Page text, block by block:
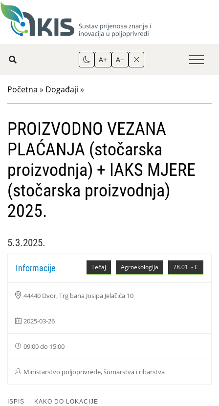
A+ A−
Početna » Događaji »
PROIZVODNO VEZANA
PLAĆANJA (stočarska
proizvodnja) + IAKS MJERE
(stočarska proizvodnja)
2025.
5.3.2025.
78.01. - C
Agroekologija
Tečaj
Informacije
44440 Dvor, Trg bana Josipa Jelačića 10
2025-03-26
09:00 do 15:00
Ministarstvo poljoprivrede, šumarstva i ribarstva
ISPIS KAKO DO LOKACIJE